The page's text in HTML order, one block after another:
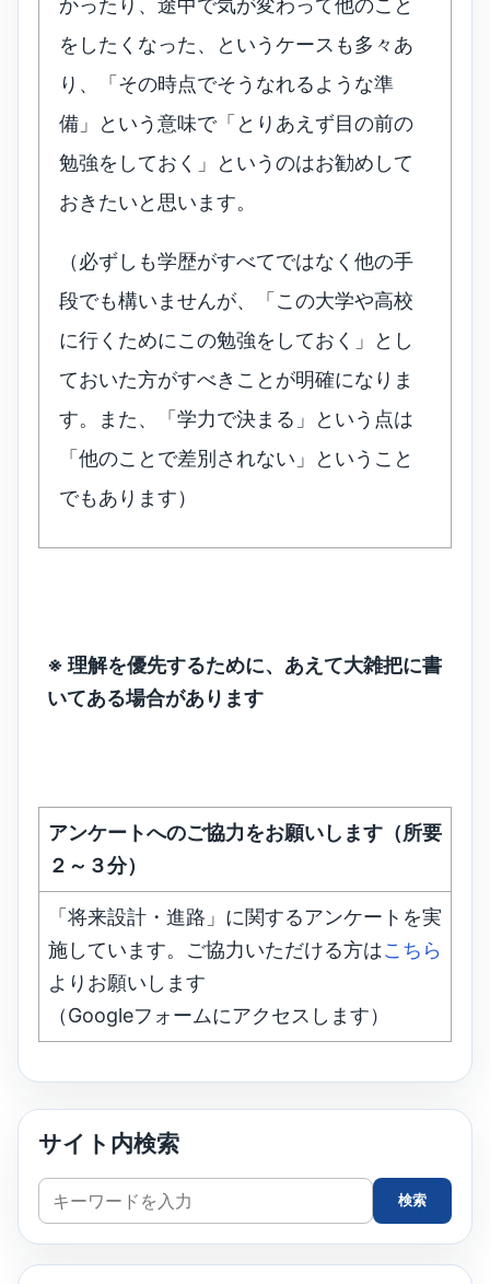
かったり、途中で気が変わって他のこと
をしたくなった、というケースも多々あ
り、「その時点でそうなれるような準
備」という意味で「とりあえず目の前の
勉強をしておく」というのはお勧めして
おきたいと思います。
（必ずしも学歴がすべてではなく他の手
段でも構いませんが、「この大学や高校
に行くためにこの勉強をしておく」とし
ておいた方がすべきことが明確になりま
す。また、「学力で決まる」という点は
「他のことで差別されない」ということ
でもあります）
※ 理解を優先するために、あえて大雑把に書
いてある場合があります
アンケートへのご協力をお願いします（所要
２～３分）
「将来設計・進路」に関するアンケートを実
施しています。ご協力いただける方はこちら
よりお願いします
（Googleフォームにアクセスします）
サイト内検索
サ
イ
ト
検索